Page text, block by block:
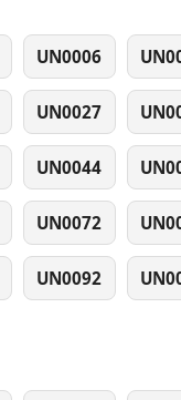
UN0006
UN0027
UN0044
UN0072
UN0092